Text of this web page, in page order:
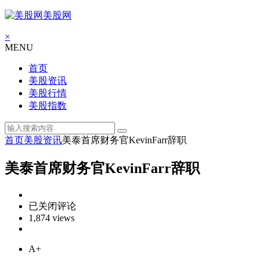
美股网
×
MENU
首页
美股资讯
美股行情
美股指数
首页美股资讯美泰首席财务官KevinFarr辞职
美泰首席财务官KevinFarr辞职
美
泰
财
已关闭评论
1,874 views
A+